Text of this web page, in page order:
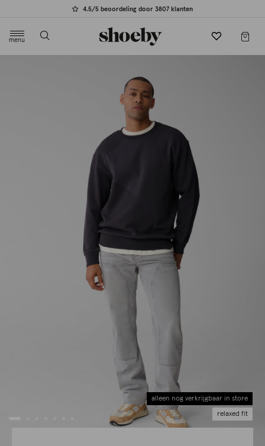
4.5/5 beoordeling door 3807 klanten
menu
alleen nog verkrijgbaar in store
relaxed fit